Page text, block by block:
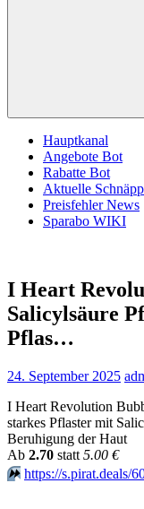
Hauptkanal
Angebote Bot
Rabatte Bot
Aktuelle
Preisfehler News
Sparabo WIKI
I Heart
Salicylsäure
Pflas…
24. September 2025
I Heart Revolution
starkes Pflaster mit
Beruhigung der Haut
Аb 2.70 statt 5.00 €
⏩️ https://s.pirat.deals/